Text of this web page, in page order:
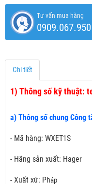
Tư vấn mua hàng
Chi tiết
1) Thông số kỹ thuật:
a) Thông số chung Công
- Mã hàng: WXET1S
- Hãng sản xuất: Hager
- Xuất xứ: Pháp